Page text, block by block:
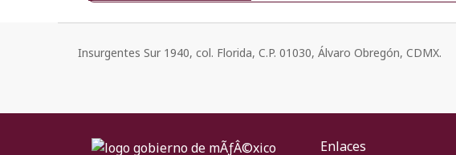
Insurgentes Sur 1940, col. Florida, C.P. 01030, Álvaro Obregón, CDMX.
Enlaces